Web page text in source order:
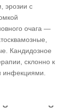
эрозии с
очага —
Кандидозное
склонно к
инфекциями.